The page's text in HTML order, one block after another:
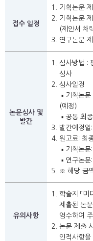
접수 일정
기획논문
기획논문
(제안서 채
연구논문
논문심사 및
발간
심사방법 :
심사
심사일정
▪ 기획논
(예정)
▪ 공통 최
발간예정
원고료: 최
▪ 기획논
▪ 연구논문
※ 해당 금
유의사항
학술지 「
제출된 논
엄수하여
논문 제출
인적사항을